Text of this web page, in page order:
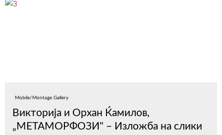
Mobile/Montage Gallery
Викторија и Орхан Ќамилов,
„МЕТАМОРФОЗИ" – Изложба на слики